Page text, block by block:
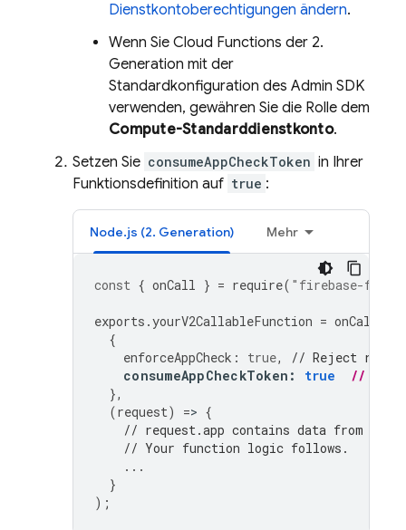
Dienstkontoberechtigungen ändern.
Wenn Sie Cloud Functions der 2.
Generation mit der
Standardkonfiguration des Admin SDK
verwenden, gewähren Sie die Rolle dem
Compute-Standarddienstkonto.
Setzen Sie consumeAppCheckToken in Ihrer
Funktionsdefinition auf true :
Node.js (2. Generation) Mehr
const { onCall } = require( "firebase-
exports .yourV2CallableFunction = onCall
{
enforceAppCheck : true,
// Reject
consumeAppCheckToken : true
//
},
(request) => {
// request.app contains data from App
// Your function logic follows.
...
}
);